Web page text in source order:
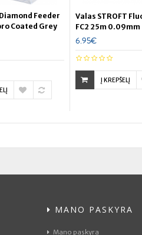
Feeder
Coated Grey
Valas STROFT
FC2 25m 0.09mm
6.95€
Į KREPŠELĮ
MANO PASKYRA
Mano paskyra